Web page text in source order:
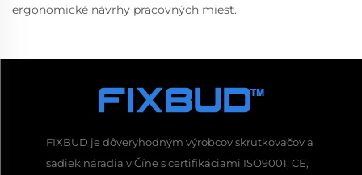
ergonomické návrhy pracovných miest.
FIXBUD je dôveryhodným výrobcov skrutkovačov a
sadiek náradia v Číne s certifikáciami ISO9001, CE,